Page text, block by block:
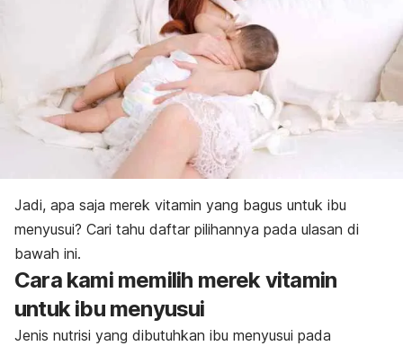
Jadi, apa saja merek vitamin yang bagus untuk ibu
menyusui? Cari tahu daftar pilihannya pada ulasan di
bawah ini.
Cara kami memilih merek vitamin
untuk ibu menyusui
Jenis nutrisi yang dibutuhkan ibu menyusui pada